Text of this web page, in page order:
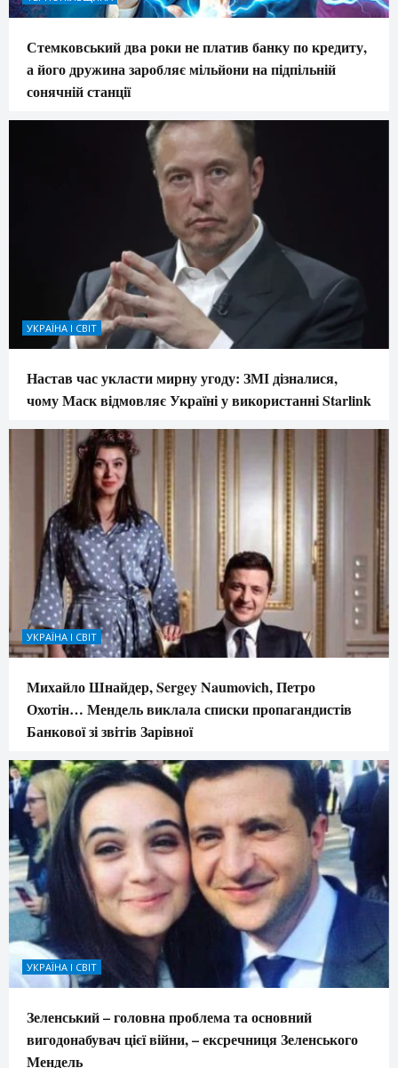
Стемковський два роки не платив банку по кредиту,
а його дружина заробляє мільйони на підпільній
сонячній станції
УКРАЇНА І СВІТ
Настав час укласти мирну угоду: ЗМІ дізналися,
чому Маск відмовляє Україні у використанні Starlink
УКРАЇНА І СВІТ
Михайло Шнайдер, Sergey Naumovich, Петро
Охотін… Мендель виклала списки пропагандистів
Банкової зі звітів Зарівної
УКРАЇНА І СВІТ
Зеленський – головна проблема та основний
вигодонабувач цієї війни, – ексречниця Зеленського
Мендель